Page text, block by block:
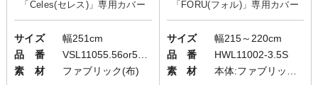
サイズ
幅251cm
品 番
VSL11055.56or57.58
素 材
ファブリック(布)
サイズ
幅215～220cm
品 番
HWL11002-3.5S
素 材